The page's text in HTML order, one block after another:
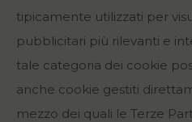
tipicamente utilizzati per
pubblicitari più rilevanti e
tale categoria dei cookie
anche cookie gestiti
mezzo dei quali le Terze